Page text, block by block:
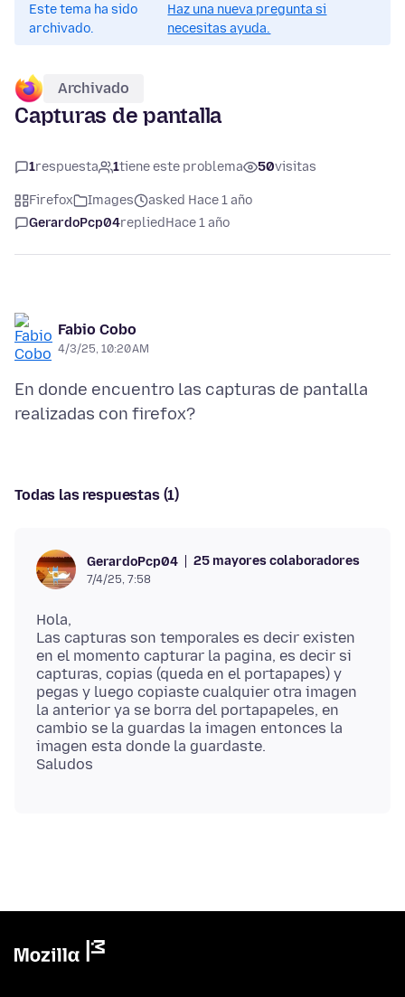
Este tema ha sido
archivado.
Haz una nueva pregunta si
necesitas ayuda.
Archivado
Capturas de pantalla
1respuesta 1tiene este problema 50visitas
Firefox Images
asked Hace 1 año
GerardoPcp04repliedHace 1 año
Fabio Cobo
4/3/25, 10:20 AM
En donde encuentro las capturas de pantalla
Todas las respuestas (1)
GerardoPcp04 25 mayores colaboradores
7/4/25, 7:58
Hola,
Las capturas son temporales es decir existen
en el momento capturar la pagina, es decir si
capturas, copias (queda en el portapapes) y
pegas y luego copiaste cualquier otra imagen
la anterior ya se borra del portapapeles, en
cambio se la guardas la imagen entonces la
imagen esta donde la guardaste.